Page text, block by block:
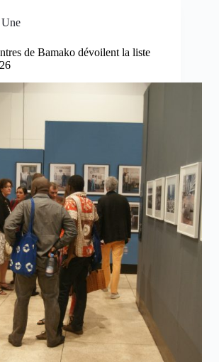
Une
de Bamako dévoilent la liste